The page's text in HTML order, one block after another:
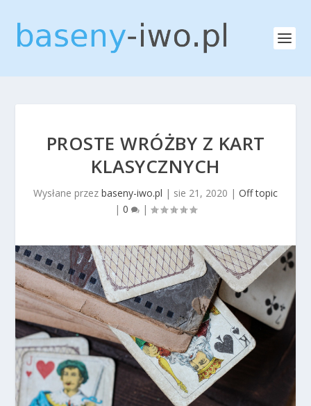
PROSTE WRÓŻBY Z KART
KLASYCZNYCH
Wysłane przez baseny-iwo.pl | sie 21, 2020 | Off topic
| 0 |